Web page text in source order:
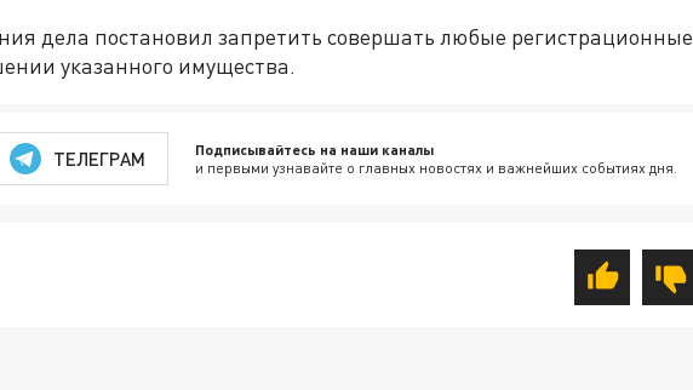
дела постановил запретить совершать любые регистрационные
указанного имущества.
ТЕЛЕГРАМ Подписывайтесь на наши каналы
и первыми узнавайте о главных новостях и важнейших событиях дня.